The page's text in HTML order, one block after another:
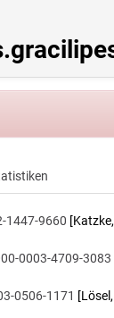
1447-9660
0003-4709-3083
0506-1171